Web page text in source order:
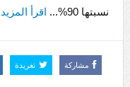
نسبتها 90%...
اقرأ المزيد
مشاركة تغريدة